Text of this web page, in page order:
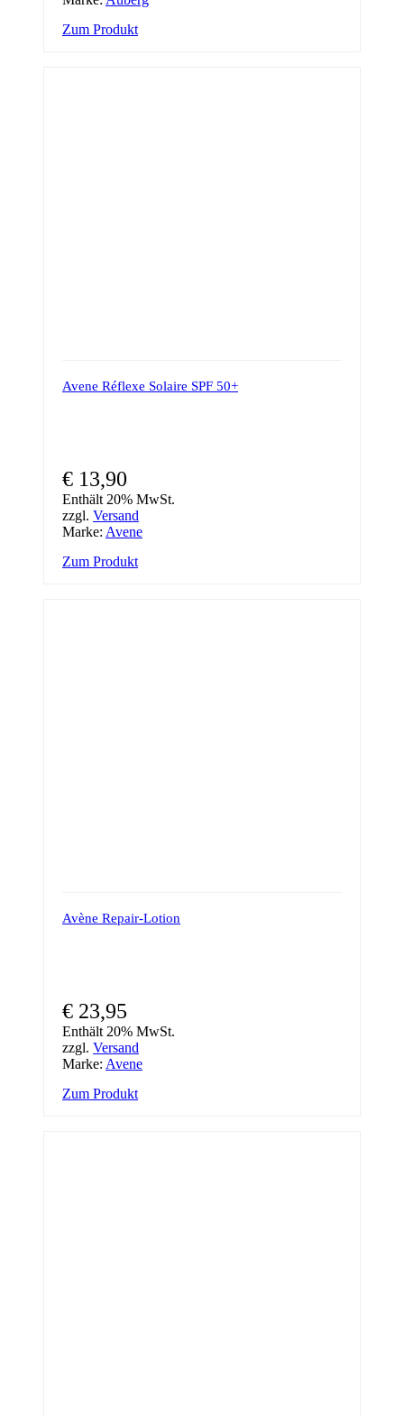
Zum Produkt
Avene Réflexe Solaire SPF 50+
€ 13,90
Enthält 20% MwSt.
zzgl. Versand
Marke: Avene
Zum Produkt
Avène Repair-Lotion
€ 23,95
Enthält 20% MwSt.
zzgl. Versand
Marke: Avene
Zum Produkt